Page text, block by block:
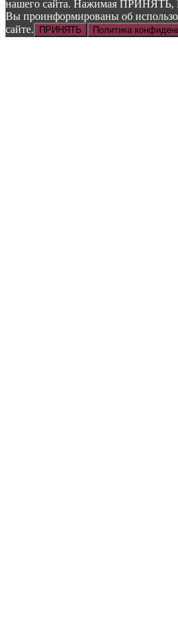
нашего сайта. Нажимая ПРИНЯТЬ,
Вы проинформированы об
сайте.
ПРИНЯТЬ Политика